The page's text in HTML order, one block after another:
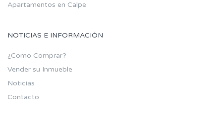
Apartamentos en Calpe
NOTICIAS E INFORMACIÓN
¿Como Comprar?
Vender su Inmueble
Noticias
Contacto